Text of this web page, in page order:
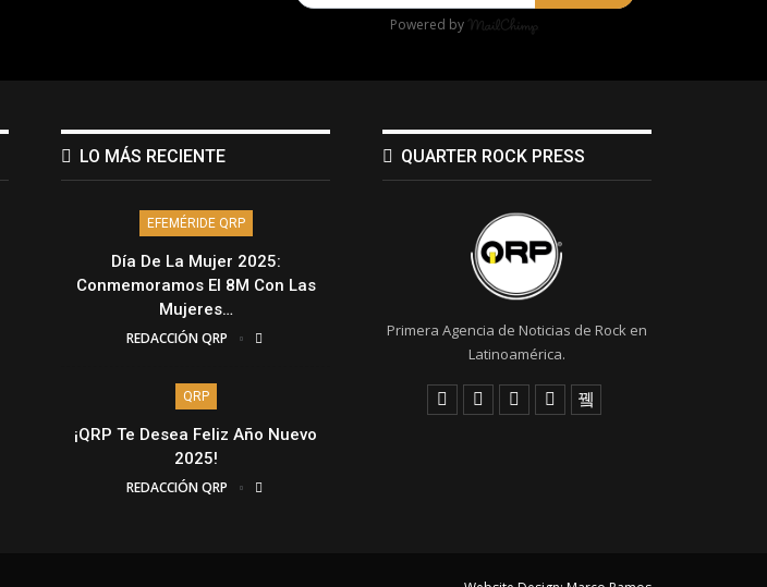
Powered by
LO MÁS RECIENTE
EFEMÉRIDE QRP
Día De La Mujer 2025:
Conmemoramos El 8M Con Las
Mujeres…
REDACCIÓN QRP
QRP
¡QRP Te Desea Feliz Año Nuevo
2025!
REDACCIÓN QRP
QUARTER ROCK PRESS
Primera Agencia de Noticias de Rock en
Latinoamérica.